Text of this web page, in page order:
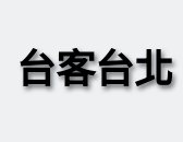
台客台北